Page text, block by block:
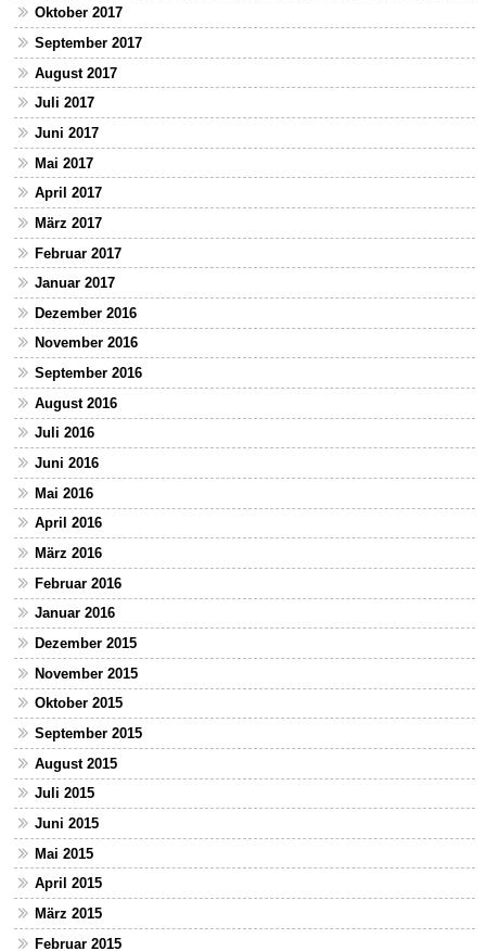
Oktober 2017
September 2017
August 2017
Juli 2017
Juni 2017
Mai 2017
April 2017
März 2017
Februar 2017
Januar 2017
Dezember 2016
November 2016
September 2016
August 2016
Juli 2016
Juni 2016
Mai 2016
April 2016
März 2016
Februar 2016
Januar 2016
Dezember 2015
November 2015
Oktober 2015
September 2015
August 2015
Juli 2015
Juni 2015
Mai 2015
April 2015
März 2015
Februar 2015